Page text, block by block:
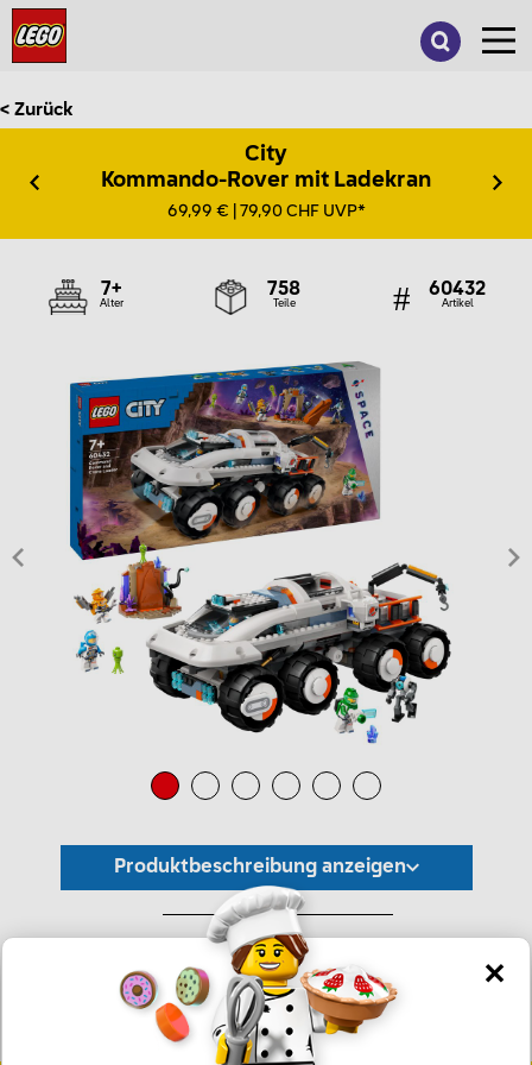
< Zurück
City
Kommando-Rover mit Ladekran
69,99 € | 79,90 CHF UVP*
7+
Alter
758
Teile
60432
Artikel
Produktbeschreibung anzeigen
*Unverbindliche Preisempfehlung -
Die Preisgestaltung liegt im alleinigen Ermessen des Händlers